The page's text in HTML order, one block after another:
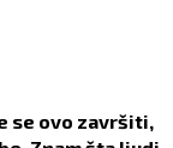
se ovo završiti,